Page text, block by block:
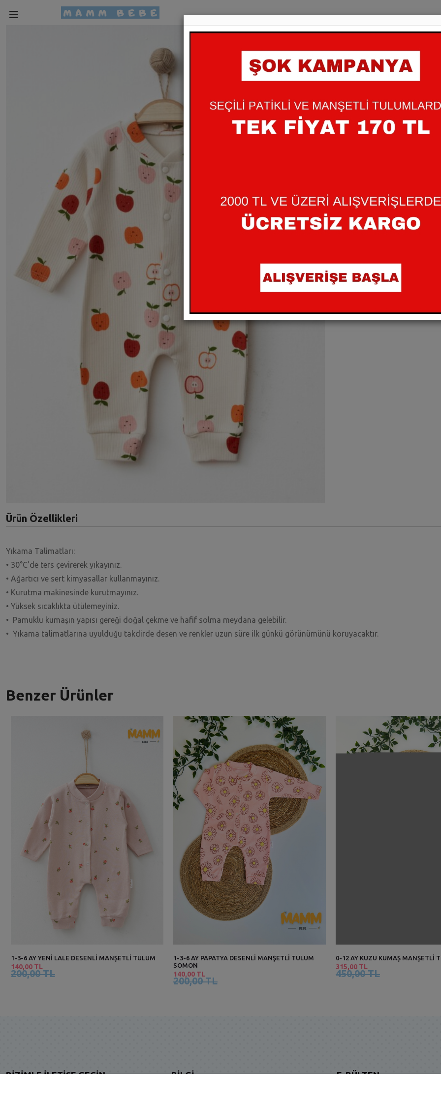
1-3-6 AY ELMA
140,00 TL 200,00 TL
pamuklu ürünlerimiz ile
Beden: 1 AY 3 AY
SEPETE EKLE
Ürün Özellikleri
Yıkama Talimatları:
• 30°C'de ters çevirerek yıkayınız.
• Ağartıcı ve sert kimyasallar kullanmayınız.
• Kurutma makinesinde kurutmayınız.
• Yüksek sıcaklıkta ütülemeyiniz.
• Pamuklu kumaşın yapısı gereği doğal çekme ve hafif solma meydana gelebilir.
• Yıkama talimatlarına uyulduğu takdirde desen ve renkler uzun süre ilk günkü görünümünü koruyacaktır.
Benzer Ürünler
1-3-6 AY YENİ LALE DESENLİ MANŞETLİ TULUM
140,00 TL
200,00 TL
1-3-6 AY PAPATYA DESENLİ MANŞETLİ TULUM
SOMON
140,00 TL
200,00 TL
0-12 AY KUZU KUMAŞ MANŞETLİ
315,00 TL
450,00 TL
BIZIMLE İLETIŞE GEÇIN BILGI E-BÜLTEN